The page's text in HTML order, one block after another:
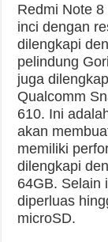
Redmi Note
inci dengan
dilengkapi
pelindung
juga
Qualcomm
610. Ini
akan
memiliki
dilengkapi
64GB. Selain
diperluas
microSD.